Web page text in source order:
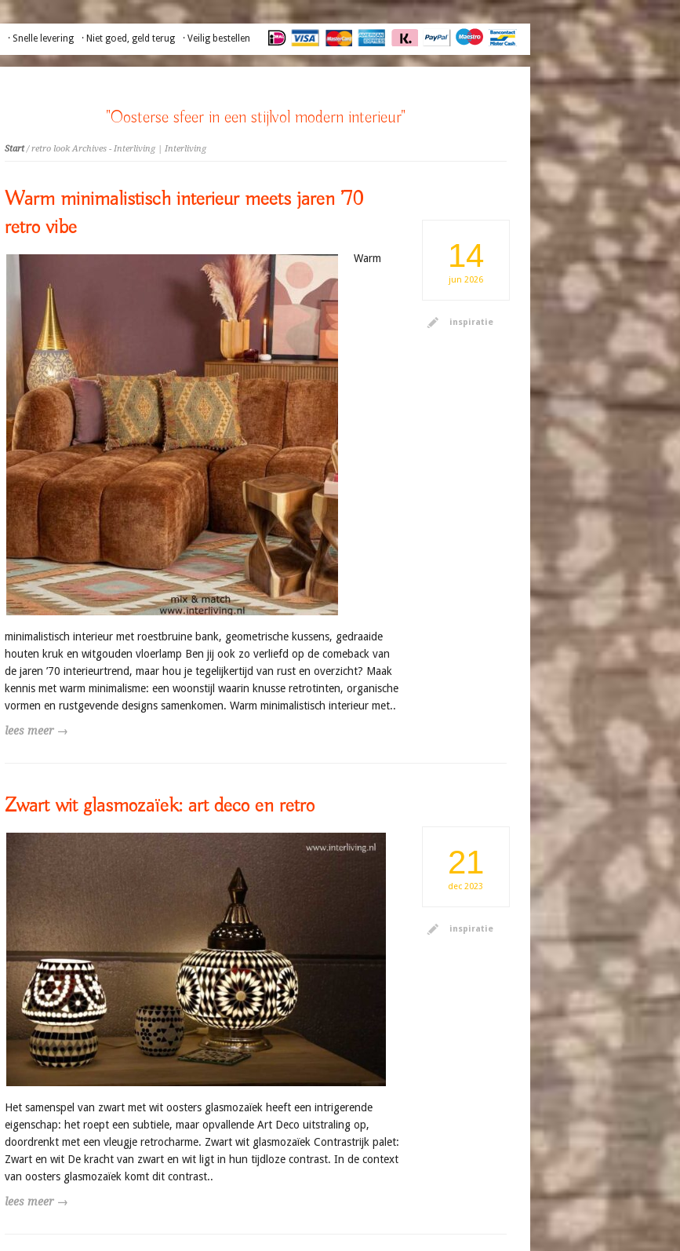
· Snelle levering · Niet goed, geld terug · Veilig bestellen
"Oosterse sfeer in een stijlvol modern interieur"
Start/ retro look Archives - Interliving | Interliving
Warm minimalistisch interieur meets jaren ’70
retro vibe
Warm
minimalistisch interieur met roestbruine bank, geometrische kussens, gedraaide
houten kruk en witgouden vloerlamp Ben jij ook zo verliefd op de comeback van
de jaren ’70 interieurtrend, maar hou je tegelijkertijd van rust en overzicht? Maak
kennis met warm minimalisme: een woonstijl waarin knusse retrotinten, organische
vormen en rustgevende designs samenkomen. Warm minimalistisch interieur met..
lees meer →
14
jun 2026
inspiratie
Zwart wit glasmozaïek: art deco en retro
Het samenspel van zwart met wit oosters glasmozaïek heeft een intrigerende
eigenschap: het roept een subtiele, maar opvallende Art Deco uitstraling op,
doordrenkt met een vleugje retrocharme. Zwart wit glasmozaïek Contrastrijk palet:
Zwart en wit De kracht van zwart en wit ligt in hun tijdloze contrast. In de context
van oosters glasmozaïek komt dit contrast..
lees meer →
21
dec 2023
inspiratie